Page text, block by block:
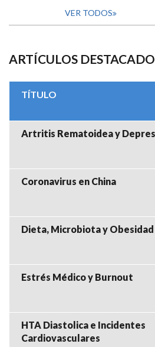
VER TODOS
ARTÍCULOS
TÍTULO
Artritis Rematoidea y
Coronavirus en China
Dieta, Microbiota y Obesidad
Estrés Médico y Burnout
HTA Diastolica e Incidentes
Cardiovasculares